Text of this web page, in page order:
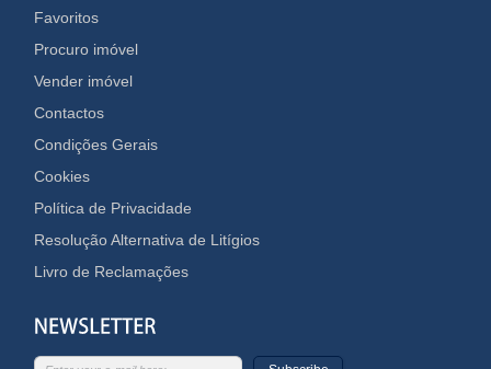
Favoritos
Procuro imóvel
Vender imóvel
Contactos
Condições Gerais
Cookies
Política de Privacidade
Resolução Alternativa de Litígios
Livro de Reclamações